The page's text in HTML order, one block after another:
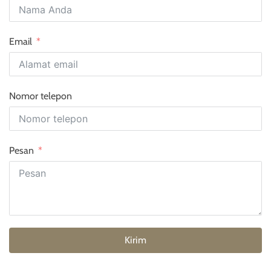
Email
Nomor telepon
Pesan
Kirim